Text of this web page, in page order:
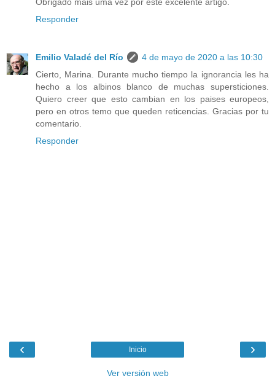
Responder
Emilio Valadé del Río
4 de mayo de 2020 a las 10:30
Cierto, Marina. Durante mucho tiempo la ignorancia les ha
hecho a los albinos blanco de muchas supersticiones.
Quiero creer que esto cambian en los paises europeos,
pero en otros temo que queden reticencias. Gracias por tu
comentario.
Responder
‹ ›
Inicio
Ver versión web